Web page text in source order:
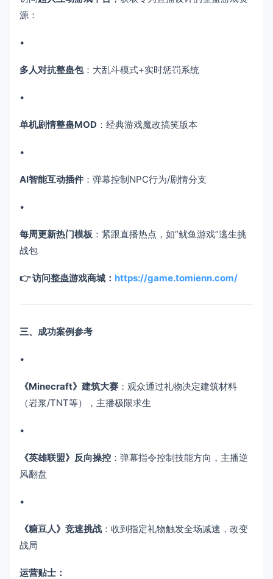
源：
•
多人对抗整蛊包​：大乱斗模式+实时惩罚系统
•
单机剧情整蛊MOD ​：经典游戏魔改搞笑版本
•
AI智能互动插件 ​：弹幕控制NPC行为/剧情分支
•
每周更新热门模板 ​：紧跟直播热点，如“鱿鱼游戏”逃生挑
战包
👉 访问整蛊游戏商城： https://game.tomienn.com/
三、成功案例参考
•
​《Minecraft》建筑大赛 ​：观众通过礼物决定建筑材料
（岩浆/TNT等），主播极限求生
•
​《英雄联盟》反向操控 ​：弹幕指令控制技能方向，主播逆
风翻盘
•
​《糖豆人》竞速挑战 ​：收到指定礼物触发全场减速，改变
战局
运营贴士：​